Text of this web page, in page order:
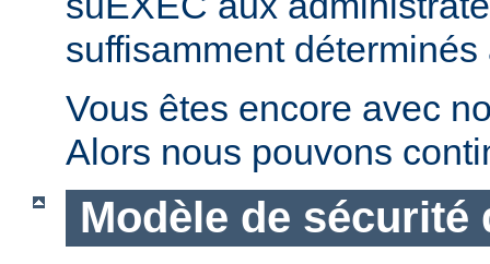
suffisamment
Vous êtes encore avec
Alors nous pouvons
Modèle de sécurité